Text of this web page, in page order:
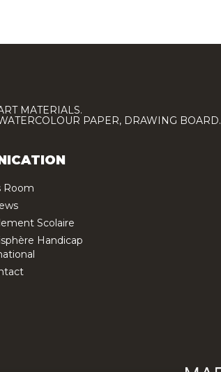
MATERIALS.
PAPER, DRAWING BOARD.
Room
Scolaire
Handicap